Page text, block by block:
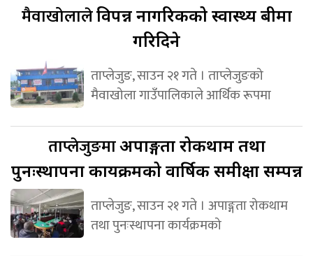
मैवाखोलालेविपन्न नागरिकको स्वास्थ्य बीमा
गरिदिने
ताप्लेजुङ, साउन २१ गते । ताप्लेजुङको
मैवाखोला गाउँपालिकाले आर्थिक रूपमा
ताप्लेजुङमाअपाङ्गता रोकथाम तथा
पुनःस्थापना कार्यक्रमको वार्षिक समीक्षा सम्पन्न
ताप्लेजुङ, साउन २१ गते । अपाङ्गता रोकथाम
तथा पुनःस्थापना कार्यक्रमको